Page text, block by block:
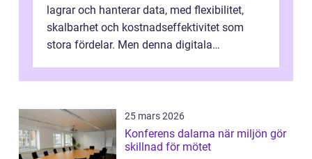
lagrar och hanterar data, med flexibilitet,
skalbarhet och kostnadseffektivitet som
stora fördelar. Men denna digitala
25 mars 2026
Konferens dalarna när miljön gör
skillnad för mötet